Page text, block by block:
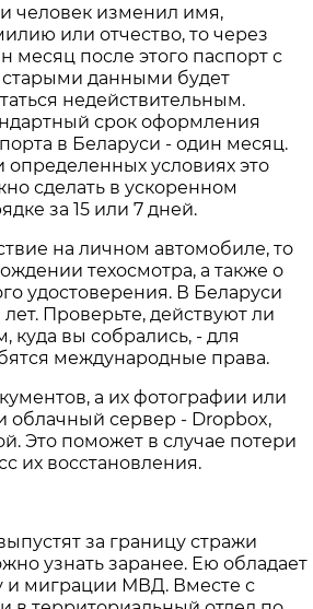
человек изменил имя,
или отчество, то через
месяц после этого паспорт с
старыми данными будет
недействительным.
срок оформления
в Беларуси - один месяц.
определенных условиях это
сделать в ускоренном
за 15 или 7 дней.
на личном автомобиле, то
техосмотра, а также о
удостоверения. В Беларуси
Проверьте, действуют ли
куда вы собрались, - для
международные права.
а их фотографии или
облачный сервер - Dropbox,
Это поможет в случае потери
их восстановления.
за границу стражи
узнать заранее. Ею обладает
и миграции МВД. Вместе с